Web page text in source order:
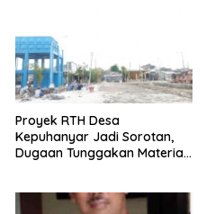
Proyek RTH Desa
Kepuhanyar Jadi Sorotan,
Dugaan Tunggakan Material